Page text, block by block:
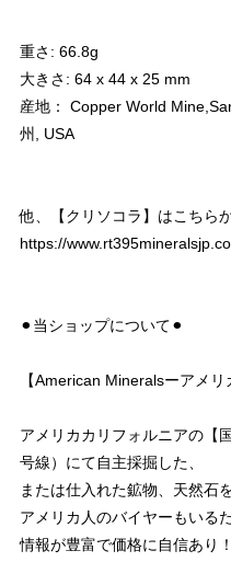
重さ: 66.8g
大きさ: 64 x 44 x 25 mm
産地： Copper World
州, USA
他、【クリソコラ】はこちら
https://
⚫︎当ショップについて⚫︎
【American Mineralsーアメリ
アメリカカリフォルニアの【
号線）にて自主採掘した、
または仕入れた鉱物、天然石
アメリカ人のバイヤーもいる
情報が豊富で価格に自信あり！